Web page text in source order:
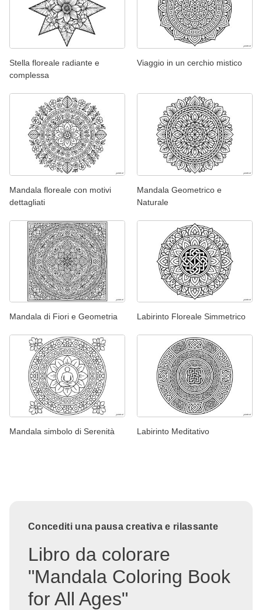
Stella floreale radiante e
complessa
Viaggio in un cerchio mistico
Mandala floreale con motivi
dettagliati
Mandala Geometrico e
Naturale
Mandala di Fiori e Geometria Labirinto Floreale Simmetrico
Mandala simbolo di Serenità Labirinto Meditativo
Concediti una pausa creativa e rilassante
Libro da colorare
"Mandala Coloring Book
for All Ages"